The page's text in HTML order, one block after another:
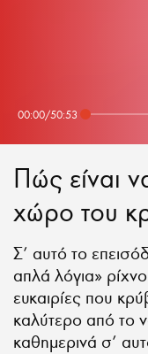
Πώς είναι
χώρο του
Σ’ αυτό το
απλά λόγια»
ευκαιρίες που
καλύτερο από το
καθημερινά σ’
00:00/50:53